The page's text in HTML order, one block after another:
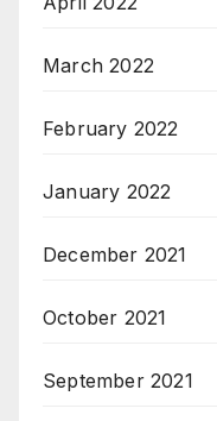
March 2022
February 2022
January 2022
December 2021
October 2021
September 2021